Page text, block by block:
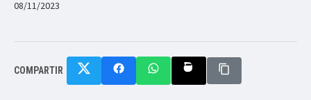
08/11/2023
COMPARTIR